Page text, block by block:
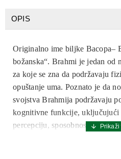
OPIS
Originalno ime biljke Bacopa–
božanska“. Brahmi je jedan od
za koje se zna da podržavaju
opuštanje uma. Poznato je da
svojstva Brahmija podržavaju
kognitivne funkcije, uključujući
percepciju, sposobnost